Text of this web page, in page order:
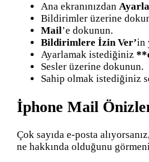
Ana ekranınızdan
Bildirimler üzerine
Mail’e dokunun.
Bildirimlere İzin Ver’in
Ayarlamak istediğiniz
Sesler üzerine dokunun.
Sahip olmak istediğiniz
İphone Mail
Çok sayıda e-posta
ne hakkında olduğunu